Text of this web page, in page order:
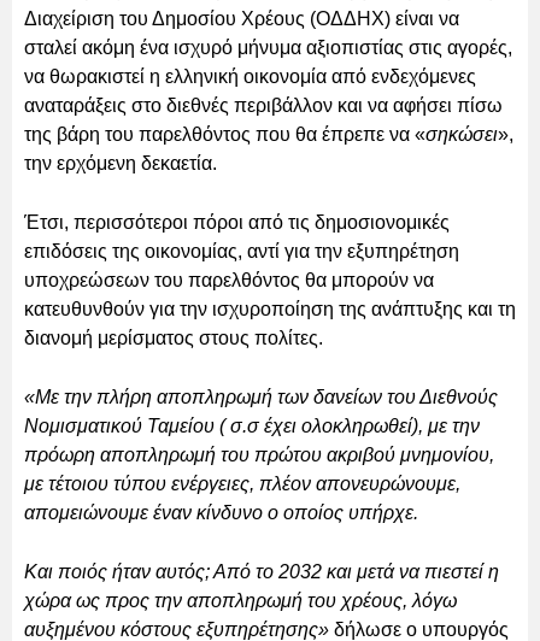
Διαχείριση του Δημοσίου Χρέους (ΟΔΔΗΧ) είναι να
σταλεί ακόμη ένα ισχυρό μήνυμα αξιοπιστίας στις αγορές,
να θωρακιστεί η ελληνική οικονομία από ενδεχόμενες
αναταράξεις στο διεθνές περιβάλλον και να αφήσει πίσω
της βάρη του παρελθόντος που θα έπρεπε να «σηκώσει»,
την ερχόμενη δεκαετία.
Έτσι, περισσότεροι πόροι από τις δημοσιονομικές
επιδόσεις της οικονομίας, αντί για την εξυπηρέτηση
υποχρεώσεων του παρελθόντος θα μπορούν να
κατευθυνθούν για την ισχυροποίηση της ανάπτυξης και τη
διανομή μερίσματος στους πολίτες.
«Με την πλήρη αποπληρωμή των δανείων του Διεθνούς
Νομισματικού Ταμείου ( σ.σ έχει ολοκληρωθεί), με την
πρόωρη αποπληρωμή του πρώτου ακριβού μνημονίου,
με τέτοιου τύπου ενέργειες, πλέον απονευρώνουμε,
απομειώνουμε έναν κίνδυνο ο οποίος υπήρχε.
Και ποιός ήταν αυτός; Από το 2032 και μετά να πιεστεί η
χώρα ως προς την αποπληρωμή του χρέους, λόγω
αυξημένου κόστους εξυπηρέτησης» δήλωσε ο υπουργός